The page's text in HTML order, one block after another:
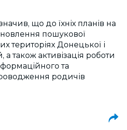
що до їхніх планів на
пошукової
територіях Донецької і
а також активізація роботи
та
родичів